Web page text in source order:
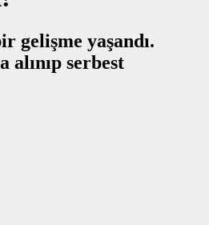
gelişme yaşandı.
serbest